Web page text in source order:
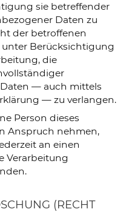
sie betreffender
Daten zu
der betroffenen
unter Berücksichtigung
die
— auch mittels
— zu verlangen.
Person dieses
Anspruch nehmen,
an einen
Verarbeitung
(RECHT